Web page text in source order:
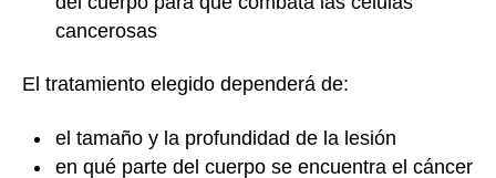
cancerosas
El tratamiento elegido dependerá de:
el tamaño y la profundidad de la lesión
en qué parte del cuerpo se encuentra el cáncer